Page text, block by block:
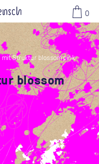
0
179,90 EUR
mit Struktur blossom pink
blossom